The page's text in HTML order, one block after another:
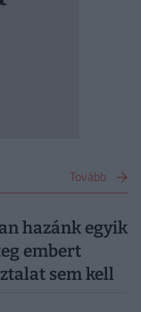
Tovább
hazánk egyik
embert
sem kell